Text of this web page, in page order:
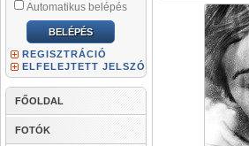
Automatikus belépés
REGISZTRÁCIÓ
ELFELEJTETT JELSZÓ
FŐOLDAL
FOTÓK